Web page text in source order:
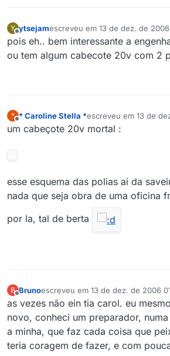
Y
Offline
ytsejamescreveu em 13 de dez. de 2006
última edição por
pois eh.. bem interessante a
ou tem algum cabecote 20v com 2
*
Offline
* Caroline Stella *escreveu em 13 de
última edição por12
um cabeçote 20v mortal :
esse esquema das polias ai da
nada que seja obra de uma oficina
por la, tal de berta
B Brunoescreveu em 13 de dez. de 2006
última edição por
as vezes não ein tia carol. eu
novo, conheci um preparador,
a minha, que faz cada coisa que
teria coragem de fazer, e com